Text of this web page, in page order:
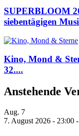
SUPERBLOOM
siebentägigen
Kino, Mond &
32....
Anstehende
Aug. 7
7. August 2026 - 23:00 -